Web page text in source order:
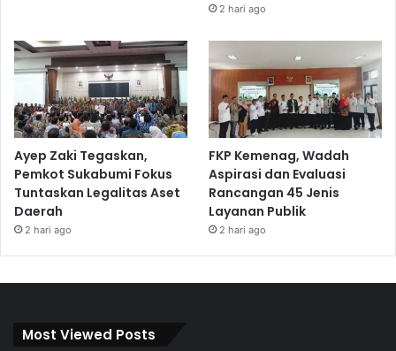
2 hari ago
Ayep Zaki Tegaskan,
Pemkot Sukabumi Fokus
Tuntaskan Legalitas Aset
Daerah
2 hari ago
FKP Kemenag, Wadah
Aspirasi dan Evaluasi
Rancangan 45 Jenis
Layanan Publik
2 hari ago
Most Viewed Posts